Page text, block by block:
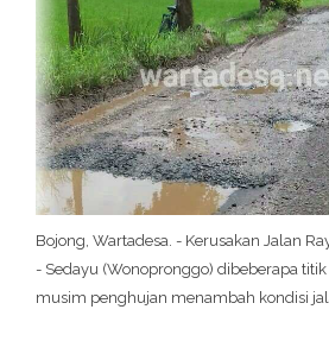
Bojong, Wartadesa. - Kerusakan Jalan
- Sedayu (Wonopronggo) dibeberapa
musim penghujan menambah kondisi